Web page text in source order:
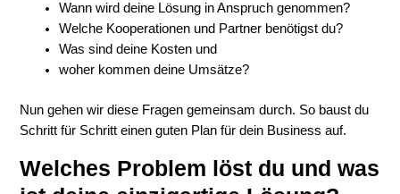
Wann wird deine Lösung in Anspruch genommen?
Welche Kooperationen und Partner benötigst du?
Was sind deine Kosten und
woher kommen deine Umsätze?
Nun gehen wir diese Fragen gemeinsam durch. So baust du
Schritt für Schritt einen guten Plan für dein Business auf.
Welches Problem löst du und was